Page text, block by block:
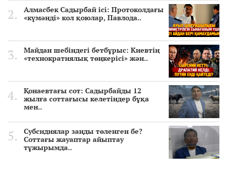
Алмасбек Садырбай ісі: Протоколдағы
«күмәнді» кол қоюлар, Павлода..
Майдан шебіндегі бетбұрыс: Киевтің
«технократиялық төңкерісі» жән..
Қонаевтағы сот: Садырбайды 12
жылға соттағысы келетіндер бұқа
мен..
Субсидиялар заңды төленген бе?
Соттағы жауаптар айыптау
тұжырымда..